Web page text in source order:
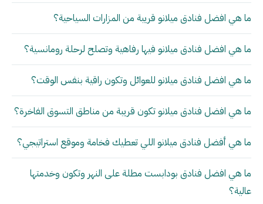
ما هي افضل فنادق ميلانو قريبة من المزارات السياحية؟
ما هي افضل فنادق ميلانو فيها رفاهية وتصلح لرحلة رومانسية؟
ما هي افضل فنادق ميلانو للعوائل وتكون راقية بنفس الوقت؟
ما هي افضل فنادق ميلانو تكون قريبة من مناطق التسوق الفاخرة؟
ما هي أفضل فنادق ميلانو اللي تعطيك فخامة وموقع استراتيجي؟
ما هي افضل فنادق بودابست مطلة على النهر وتكون وخدمتها
عالية؟